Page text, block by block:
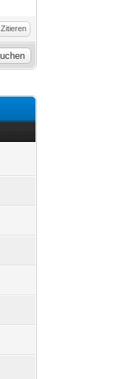
Zitieren